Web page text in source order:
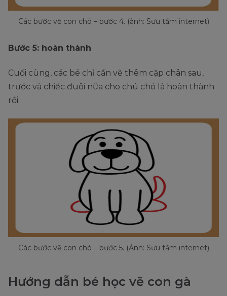
Các bước vẽ con chó – bước 4. (ảnh: Sưu tầm internet)
Bước 5: hoàn thành
Cuối cùng, các bé chỉ cần vẽ thêm cặp chân sau,
trước và chiếc đuôi nữa cho chú chó là hoàn thành
rồi.
Các bước vẽ con chó – bước 5. (Ảnh: Sưu tầm internet)
Hướng dẫn bé học vẽ con gà